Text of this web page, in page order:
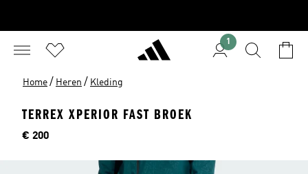
1
Home / Heren / Kleding
TERREX XPERIOR FAST BROEK
Prijs
€ 200